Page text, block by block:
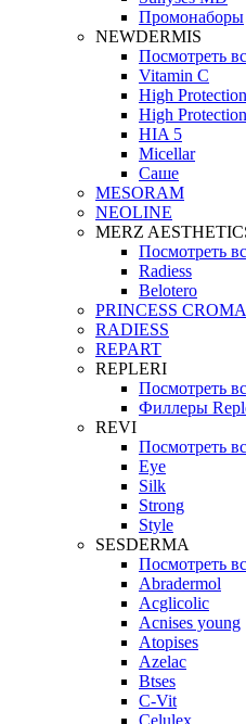
Промонаборы
NEWDERMIS
Посмотреть
Vitamin C
High
High Protection
HIA 5
Micellar
Саше
MESORAM
NEOLINE
MERZ
Посмотреть
Radiess
Belotero
PRINCESS CROMA
RADIESS
REPART
REPLERI
Посмотреть
Филлеры
REVI
Посмотреть
Eye
Silk
Strong
Style
SESDERMA
Посмотреть
Abradermol
Acglicolic
Acnises young
Atopises
Azelac
Btses
C-Vit
Celulex